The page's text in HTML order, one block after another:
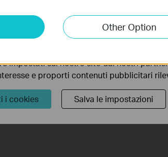
Vacuum.
Other Option
le tue attività sul nostro sito allo
impostati sul nostro sito dai nostri
e proporti contenuti pubblicitari
i cookies Salva le impostazioni